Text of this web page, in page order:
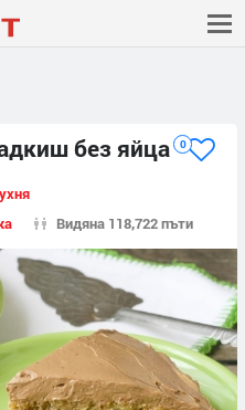
без яйца 0
Видяна 118,722 пъти